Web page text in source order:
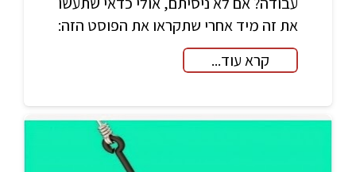
את זה מיד אחרי שתקראו את הפוסט הזה:
קרא עוד...